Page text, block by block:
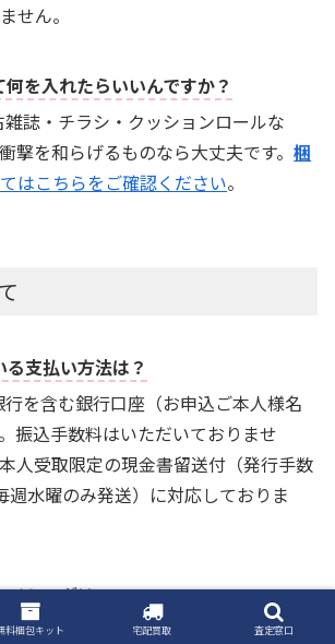
せん。
を入れたらいいんですか？
誌・チラシ・クッションロールな
撃を和らげるものなら大丈夫です。梱
はこちらをご確認ください。
支払い方法は？
行を含む銀行口座（お申込ご本人様名
振込手数料はいただいておりませ
人受取限定の現金書留送付（発行手数
週水曜のみ発送）に対応しておりま
ミングは？
ら2日程度で内容を確認させていただ
料梱包キット 宅配買取 査定窓口